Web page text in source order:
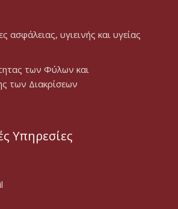
ασφάλειας, υγιεινής και υγείας
των Φύλων και
των Διακρίσεων
Υπηρεσίες